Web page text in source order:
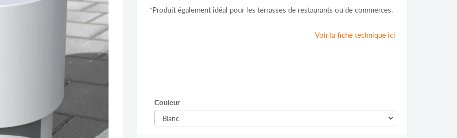
*Produit également idéal pour les terrasses de restaurants ou de commerces.
Voir la fiche technique ici
Couleur